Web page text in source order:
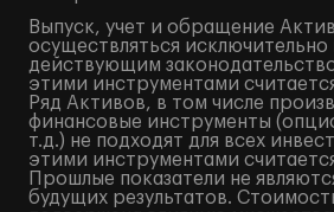
Выпуск, учет и обращение
осуществляться
действующим
этими инструментами
Ряд Активов, в том числе
финансовые инструменты
т.д.) не подходят для всех
этими инструментами
Прошлые показатели не
будущих результатов.